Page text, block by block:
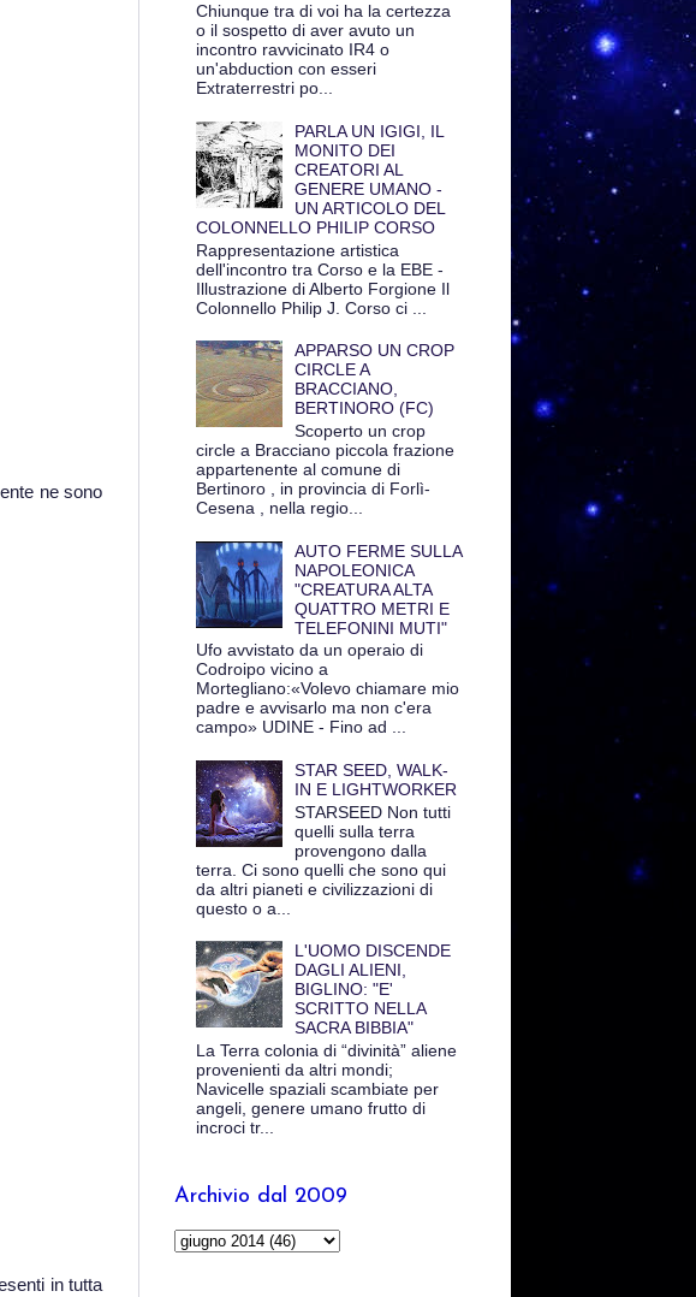
ne sono
in tutta
Chiunque tra di voi ha la certezza
o il sospetto di aver avuto un
incontro ravvicinato IR4 o
un'abduction con esseri
Extraterrestri po...
PARLA UN IGIGI, IL
MONITO DEI
CREATORI AL
GENERE UMANO -
UN ARTICOLO DEL
COLONNELLO PHILIP CORSO
Rappresentazione artistica
dell'incontro tra Corso e la EBE -
Illustrazione di Alberto Forgione Il
Colonnello Philip J. Corso ci ...
APPARSO UN CROP
CIRCLE A
BRACCIANO,
BERTINORO (FC)
Scoperto un crop
circle a Bracciano piccola frazione
appartenente al comune di
Bertinoro , in provincia di Forlì-
Cesena , nella regio...
AUTO FERME SULLA
NAPOLEONICA
"CREATURA ALTA
QUATTRO METRI E
TELEFONINI MUTI"
Ufo avvistato da un operaio di
Codroipo vicino a
Mortegliano:«Volevo chiamare mio
padre e avvisarlo ma non c'era
campo» UDINE - Fino ad ...
STAR SEED, WALK-
IN E LIGHTWORKER
STARSEED Non tutti
quelli sulla terra
provengono dalla
terra. Ci sono quelli che sono qui
da altri pianeti e civilizzazioni di
questo o a...
L'UOMO DISCENDE
DAGLI ALIENI,
BIGLINO: "E'
SCRITTO NELLA
SACRA BIBBIA"
La Terra colonia di “divinità” aliene
provenienti da altri mondi;
Navicelle spaziali scambiate per
angeli, genere umano frutto di
incroci tr...
Archivio dal 2009